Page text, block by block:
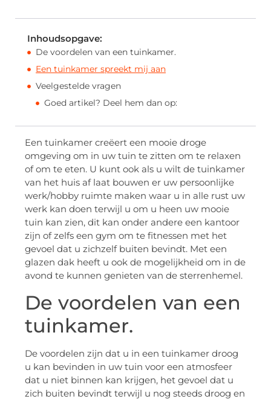
Inhoudsopgave:
De voordelen van een tuinkamer.
Een tuinkamer spreekt mij aan
Veelgestelde vragen
Goed artikel? Deel hem dan op:
Een tuinkamer creëert een mooie droge
omgeving om in uw tuin te zitten om te relaxen
of om te eten. U kunt ook als u wilt de tuinkamer
van het huis af laat bouwen er uw persoonlijke
werk/hobby ruimte maken waar u in alle rust uw
werk kan doen terwijl u om u heen uw mooie
tuin kan zien, dit kan onder andere een kantoor
zijn of zelfs een gym om te fitnessen met het
gevoel dat u zichzelf buiten bevindt. Met een
glazen dak heeft u ook de mogelijkheid om in de
avond te kunnen genieten van de sterrenhemel.
De voordelen van een
tuinkamer.
De voordelen zijn dat u in een tuinkamer droog
u kan bevinden in uw tuin voor een atmosfeer
dat u niet binnen kan krijgen, het gevoel dat u
zich buiten bevindt terwijl u nog steeds droog en